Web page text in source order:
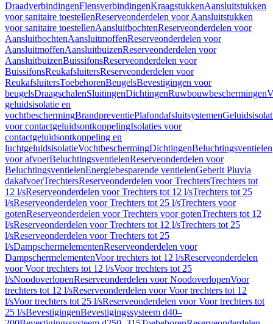
DraadverbindingenFlensverbindingenKraagstukkenAansluitstukken
voor sanitaire toestellenReserveonderdelen voor Aansluitstukken
voor sanitaire toestellenAansluitbochtenReserveonderdelen voor
AansluitbochtenAansluitmoffenReserveonderdelen voor
AansluitmoffenAansluitbuizenReserveonderdelen voor
AansluitbuizenBuissifonsReserveonderdelen voor
BuissifonsReukafsluitersReserveonderdelen voor
ReukafsluitersToebehorenBeugelsBevestigingen voor
beugelsDraagschalenSluitingenDichtingenRuwbouwbeschermingen
geluidsisolatie en
vochtbeschermingBrandpreventiePlafondafsluitsystemen
voor contactgeluidsontkoppelingIsolaties voor
contactgeluidsontkoppeling en
luchtgeluidsisolatieVochtbeschermingDichtingenBeluchtingsventielen
voor afvoerBeluchtingsventielenReserveonderdelen voor
BeluchtingsventielenEnergiebesparende ventielenGeberit Pluvia
dakafvoerTrechtersReserveonderdelen voor TrechtersTrechters tot
12 l/sReserveonderdelen voor Trechters tot 12 l/sTrechters tot 25
l/sReserveonderdelen voor Trechters tot 25 l/sTrechters voor
gotenReserveonderdelen voor Trechters voor gotenTrechters tot 12
l/sReserveonderdelen voor Trechters tot 12 l/sTrechters tot 25
l/sReserveonderdelen voor Trechters tot 25
l/sDampschermelementenReserveonderdelen voor
DampschermelementenVoor trechters tot 12 l/sReserveonderdelen
voor Voor trechters tot 12 l/sVoor trechters tot 25
l/sNoodoverlopenReserveonderdelen voor NoodoverlopenVoor
trechters tot 12 l/sReserveonderdelen voor Voor trechters tot 12
l/sVoor trechters tot 25 l/sReserveonderdelen voor Voor trechters tot
25 l/sBevestigingenBevestigingssysteem d40–